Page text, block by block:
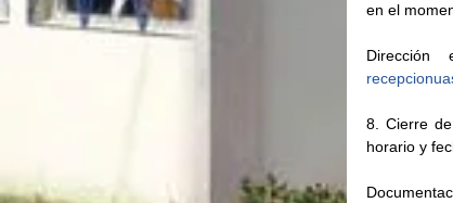
en el
8. Cierre
horario y